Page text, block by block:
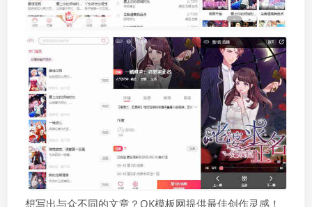
想写出与众不同的文章？OK模板网提供最佳创作灵感！